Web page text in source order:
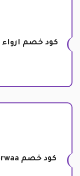
كود خصم erwaa يقدم تخفيضات تصل الى 20%